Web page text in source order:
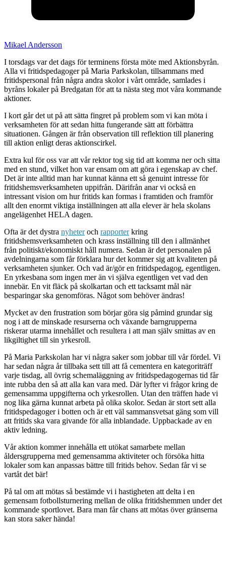
Mikael Andersson
I torsdags var det dags för terminens första möte med Aktionsbyrån.
Alla vi fritidspedagoger på Maria Parkskolan, tillsammans med
fritidspersonal från några andra skolor i vårt område, samlades i
byråns lokaler på Bredgatan för att ta nästa steg mot våra kommande
aktioner.
I kort går det ut på att sätta fingret på problem som vi kan möta i
verksamheten för att sedan hitta fungerande sätt att förbättra
situationen. Gången är från observation till reflektion till planering
till aktion enligt deras aktionscirkel.
Extra kul för oss var att vår rektor tog sig tid att komma ner och sitta
med en stund, vilket hon var ensam om att göra i egenskap av chef.
Det är inte alltid man har kunnat känna ett så genuint intresse för
fritidshemsverksamheten uppifrån. Därifrån anar vi också en
intressant vision om hur fritids kan formas i framtiden och framför
allt den enormt viktiga inställningen att alla elever är hela skolans
angelägenhet HELA dagen.
Ofta är det dystra nyheteroch rapporterkring
fritidshemsverksamheten och krass inställning till den i allmänhet
från politiskt/ekonomiskt håll numera. Sedan är det personalen på
avdelningarna som får förklara hur det kommer sig att kvaliteten på
verksamheten sjunker. Och vad är/gör en fritidspedagog, egentligen.
En yrkesbana som ingen mer än vi själva egentligen vet vad den
innebär. En vit fläck på skolkartan och ett tacksamt mål när
besparingar ska genomföras. Något som behöver ändras!
Mycket av den frustration som börjar göra sig påmind grundar sig
nog i att de minskade resurserna och växande barngrupperna
riskerar utarma innehållet och resultera i att man själv smittas av en
likgiltighet till sin yrkesroll.
På Maria Parkskolan har vi några saker som jobbar till vår fördel. Vi
har sedan några år tillbaka sett till att få cementera en kategoriträff
varje tisdag, all övrig schemaläggning av fritidspedagogernas tid får
inte rubba den så att alla kan vara med. Där lyfter vi frågor kring de
gemensamma uppgifterna och yrkesrollen. Utan den träffen hade vi
nog lika gärna kunnat arbeta på olika skolor. Sedan är stort sett alla
fritidspedagoger i botten och är ett väl sammansvetsat gäng som vill
att fritids ska vara givande för alla inblandade. Uppbackade av en
aktiv ledning.
Vår aktion kommer innehålla ett utökat samarbete mellan
åldersgrupperna med gemensamma aktiviteter och försöka hitta
lokaler som kan anpassas bättre till fritids behov. Sedan får vi se
vartåt det bär!
På tal om att mötas så bestämde vi i hastigheten att delta i en
gemensam fotbollsturnering mellan de olika fritidshemmen under det
kommande sportlovet. Bara man får chans att mötas över gränserna
kan stora saker hända!